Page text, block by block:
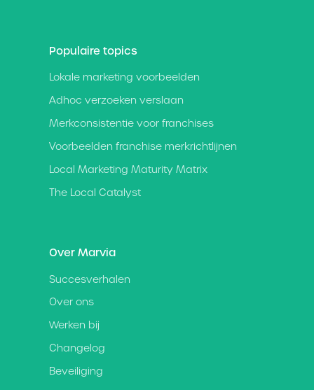
Populaire topics
Lokale marketing voorbeelden
Adhoc verzoeken verslaan
Merkconsistentie voor franchises
Voorbeelden franchise merkrichtlijnen
Local Marketing Maturity Matrix
The Local Catalyst
Over Marvia
Succesverhalen
Over ons
Werken bij
Changelog
Beveiliging